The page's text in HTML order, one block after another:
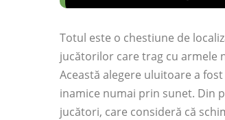
Totul este o chestiune de
jucătorilor care trag cu armele
Această alegere uluitoare a
inamice numai prin sunet. Din
jucători, care consideră că